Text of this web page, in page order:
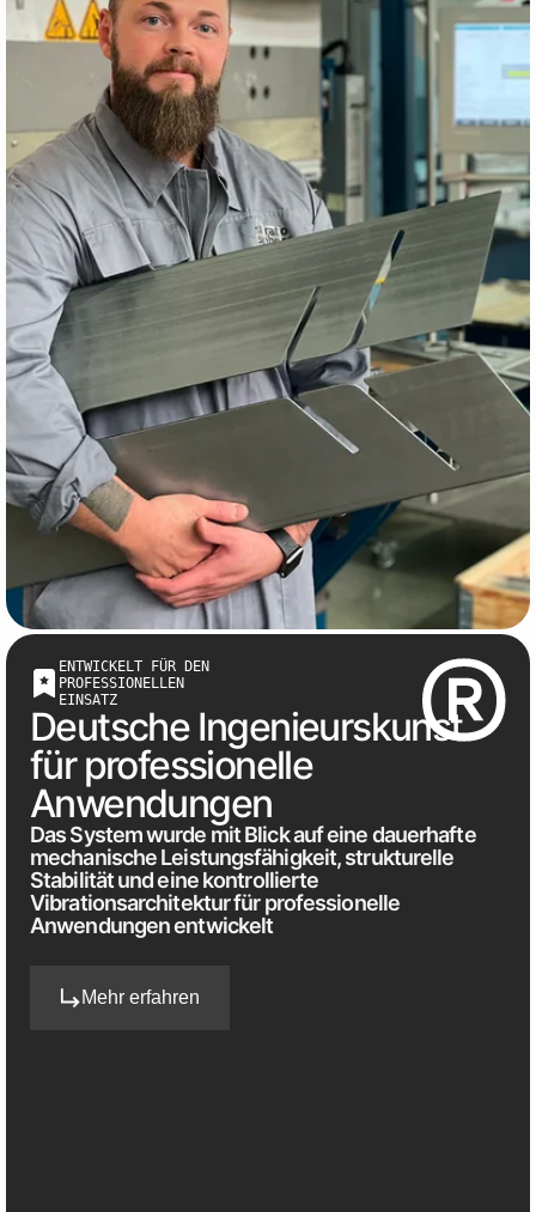
Deutsche Ingenieurskunst
für professionelle
Anwendungen
Das System wurde mit Blick auf eine dauerhafte
mechanische Leistungsfähigkeit, strukturelle
Stabilität und eine kontrollierte
Vibrationsarchitektur für professionelle
Anwendungen entwickelt
Mehr erfahren
ENTWICKELT FÜR DEN
PROFESSIONELLEN
EINSATZ